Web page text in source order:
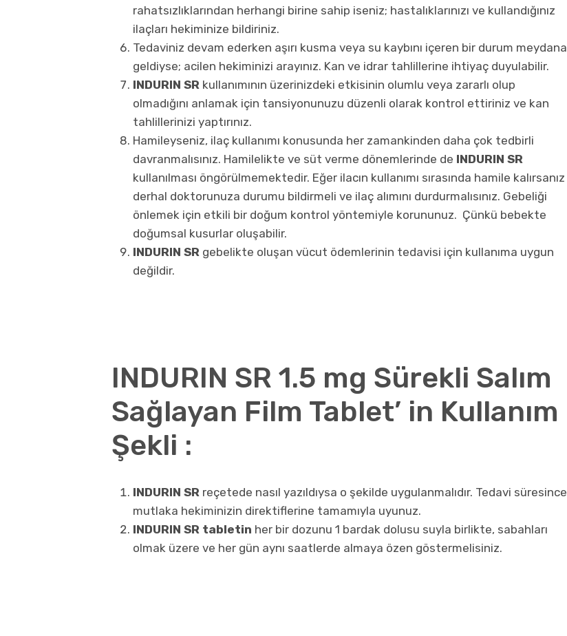
rahatsızlıklarından herhangi birine sahip iseniz; hastalıklarınızı ve kullandığınız
ilaçları hekiminize bildiriniz.
Tedaviniz devam ederken aşırı kusma veya su kaybını içeren bir durum meydana
geldiyse; acilen hekiminizi arayınız. Kan ve idrar tahlillerine ihtiyaç duyulabilir.
INDURIN SR kullanımının üzerinizdeki etkisinin olumlu veya zararlı olup
olmadığını anlamak için tansiyonunuzu düzenli olarak kontrol ettiriniz ve kan
tahlillerinizi yaptırınız.
Hamileyseniz, ilaç kullanımı konusunda her zamankinden daha çok tedbirli
davranmalısınız. Hamilelikte ve süt verme dönemlerinde de INDURIN SR
kullanılması öngörülmemektedir. Eğer ilacın kullanımı sırasında hamile kalırsanız
derhal doktorunuza durumu bildirmeli ve ilaç alımını durdurmalısınız. Gebeliği
önlemek için etkili bir doğum kontrol yöntemiyle korununuz. Çünkü bebekte
doğumsal kusurlar oluşabilir.
INDURIN SR gebelikte oluşan vücut ödemlerinin tedavisi için kullanıma uygun
değildir.
INDURIN SR 1.5 mg Sürekli Salım
Sağlayan Film Tablet’ in Kullanım
Şekli :
INDURIN SR reçetede nasıl yazıldıysa o şekilde uygulanmalıdır. Tedavi süresince
mutlaka hekiminizin direktiflerine tamamıyla uyunuz.
INDURIN SR tabletin her bir dozunu 1 bardak dolusu suyla birlikte, sabahları
olmak üzere ve her gün aynı saatlerde almaya özen göstermelisiniz.